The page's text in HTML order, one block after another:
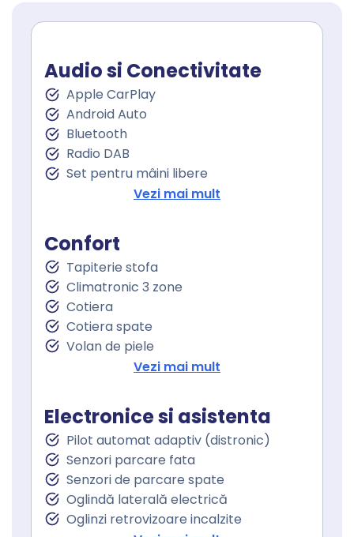
Audio si Conectivitate
Apple CarPlay
Android Auto
Bluetooth
Radio DAB
Set pentru mâini libere
Touchscreen
Vezi mai mult
Confort
Tapiterie stofa
Climatronic 3 zone
Cotiera
Cotiera spate
Volan de piele
Volan cu comenzi
Geamuri fata electrice
Geamuri spate electrice
Vezi mai mult
Electronice si asistenta
Pilot automat adaptiv (distronic)
Senzori parcare fata
Senzori de parcare spate
Oglindă laterală electrică
Oglinzi retrovizoare incalzite